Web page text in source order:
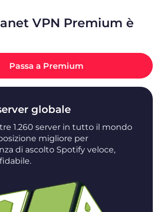
VPN Premium è
Passa a Premium
globale
1.260 server in tutto il mondo
migliore per
di ascolto Spotify veloce,